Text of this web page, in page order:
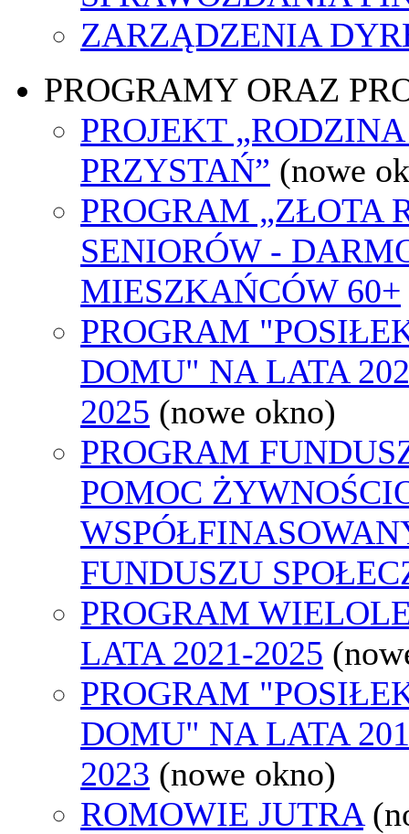
ZARZĄDZENIA
PROGRAMY ORAZ
PROJEKT
PRZYSTAŃ” (nowe
PROGRAM „ZŁOTA
SENIORÓW -
MIESZKAŃCÓW 60+
PROGRAM
DOMU" NA LATA
2025 (nowe okno)
PROGRAM
POMOC
FUNDUSZU
PROGRAM
LATA 2021-2025
PROGRAM
DOMU" NA LATA
2023 (nowe okno)
ROMOWIE JUTRA